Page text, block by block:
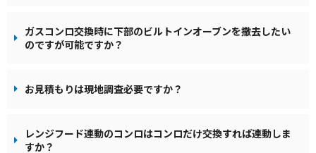
ガスコンロ交換時に下部のビルトインオーブンを撤去したい
のですが可能ですか？
お見積もりは現地調査必要ですか？
レンジフード連動のコンロはコンロだけ交換すれば連動しま
すか？